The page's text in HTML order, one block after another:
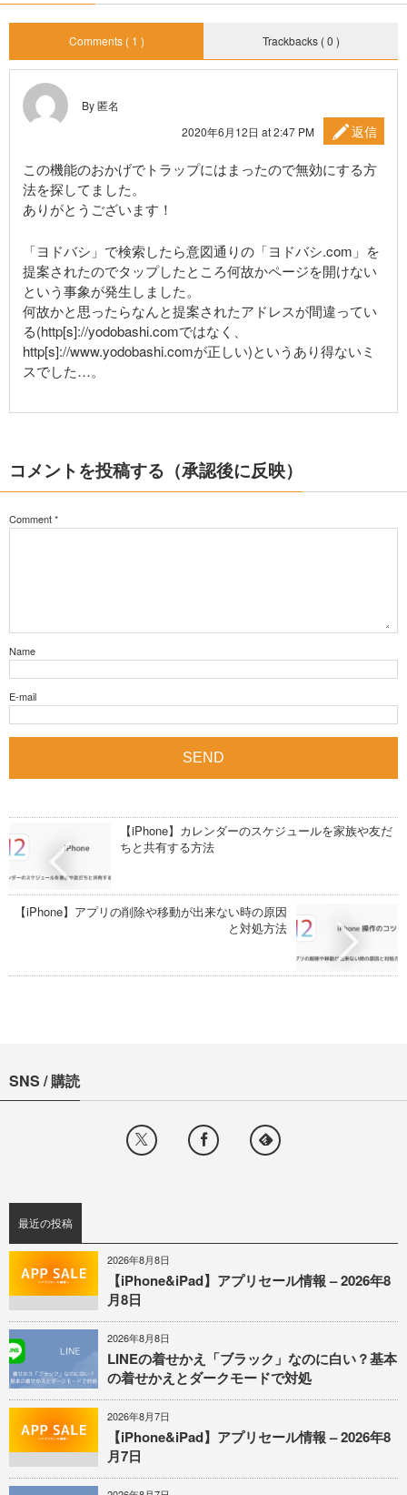
Comments ( 1 ) Trackbacks ( 0 )
By 匿名
2020年6月12日 at 2:47 PM
返信
この機能のおかげでトラップにはまったので無効にする方
法を探してました。
ありがとうございます！
「ヨドバシ」で検索したら意図通りの「ヨドバシ.com」を
提案されたのでタップしたところ何故かページを開けない
という事象が発生しました。
何故かと思ったらなんと提案されたアドレスが間違ってい
る(http[s]://yodobashi.comではなく、
http[s]://www.yodobashi.comが正しい)というあり得ないミ
スでした…。
コメントを投稿する（承認後に反映）
Comment*
Name
E-mail
【iPhone】カレンダーのスケジュールを家族や友だ
ちと共有する方法
【iPhone】アプリの削除や移動が出来ない時の原因
と対処方法
SNS / 購読
最近の投稿
2026年8月8日
【iPhone&iPad】アプリセール情報 – 2026年8
月8日
2026年8月8日
LINEの着せかえ「ブラック」なのに白い？基本
の着せかえとダークモードで対処
2026年8月7日
【iPhone&iPad】アプリセール情報 – 2026年8
月7日